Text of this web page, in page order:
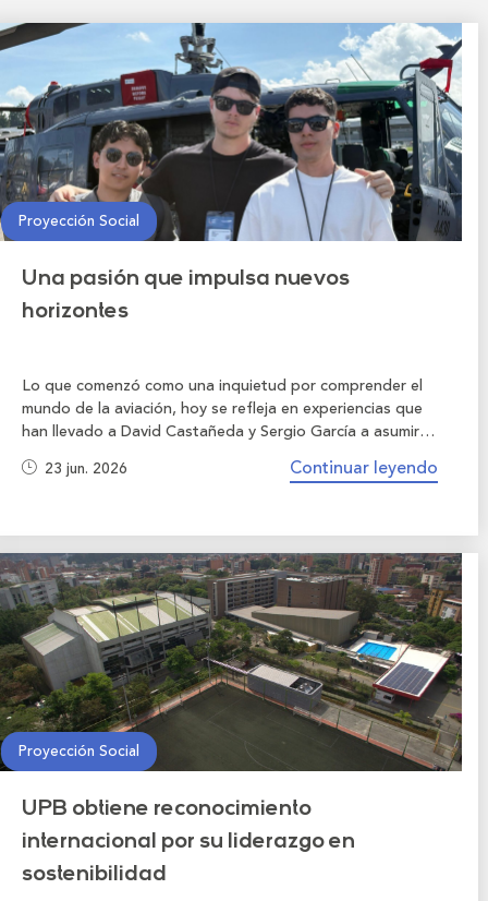
Proyección Social
Una pasión que impulsa nuevos
horizontes
Lo que comenzó como una inquietud por comprender el
mundo de la aviación, hoy se refleja en experiencias que
han llevado a David Castañeda y Sergio García a asumir
desafíos internacionales, fortalecer sus capacidades
profesionales y acercarse cada vez más a sus metas.
23 jun. 2026 Continuar leyendo
Proyección Social
UPB obtiene reconocimiento
internacional por su liderazgo en
sostenibilidad